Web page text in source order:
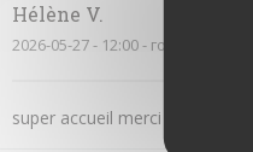
Hélène V
2026-05-27- 12:00 - гости 4
super accueil merci